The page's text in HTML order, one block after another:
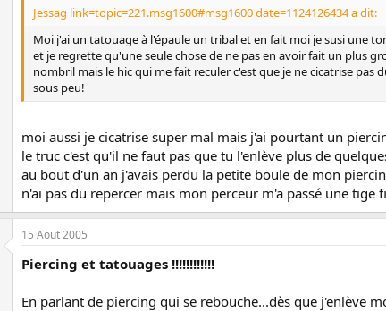
Jessag link=topic=221.msg1600#msg1600 date=1124126434 a dit:
Moi j'ai un tatouage à l'épaule un tribal et en fait moi je susi une
et je regrette qu'une seule chose de ne pas en avoir fait un plus
nombril mais le hic qui me fait reculer c'est que je ne cicatrise
sous peu!
moi aussi je cicatrise super mal mais j'ai pourtant un
le truc c'est qu'il ne faut pas que tu l'enlève plus de
au bout d'un an j'avais perdu la petite boule de mon
n'ai pas du repercer mais mon perceur m'a passé une
15 Aout 2005
Piercing et tatouages !!!!!!!!!!!!
En parlant de piercing qui se rebouche...dès que j'enlève